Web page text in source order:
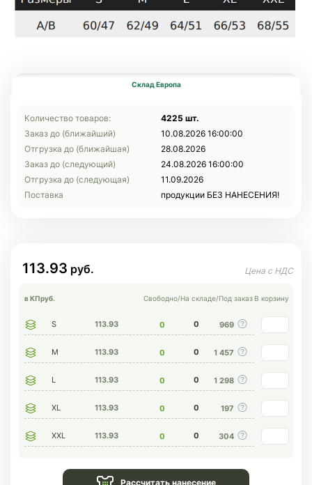
Склад Европа
Количество товаров:
4225 шт.
Заказ до (ближайший)
10.08.2026 16:00:00
Отгрузка до (ближайшая)
28.08.2026
Заказ до (следующий)
24.08.2026 16:00:00
Отгрузка до (следующая)
11.09.2026
Поставка
продукции БЕЗ НАНЕСЕНИЯ!
113.93
в КПруб. Свободно/На складе/Под заказ В корзину
S 113.93 0 0 969
M 113.93 0 0 1 457
L 113.93 0 0 1 298
XL 113.93 0 0 197
XXL 113.93 0 0 304
Рассчитать нанесение